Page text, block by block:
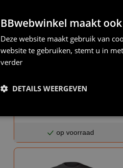
€ 23,95
op voorraad
BBwebwinkel maakt
Deze website maakt gebruik van
website te gebruiken, stemt u in
verder
DETAILS WEERGEVEN